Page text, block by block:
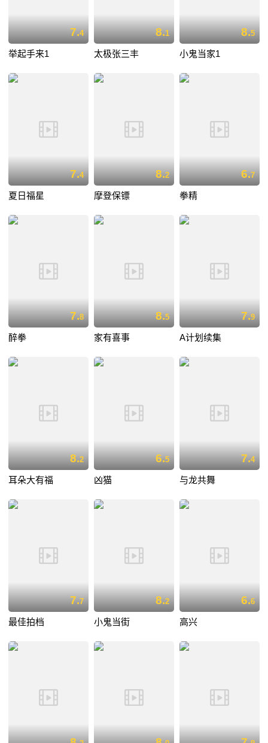
7.4
举起手来1
8.1
太极张三丰
8.5
小鬼当家1
7.4
夏日福星
8.2
摩登保镖
6.7
拳精
7.8
醉拳
8.5
家有喜事
7.9
A计划续集
8.2
耳朵大有福
6.5
凶猫
7.4
与龙共舞
7.7
最佳拍档
8.2
小鬼当街
6.6
高兴